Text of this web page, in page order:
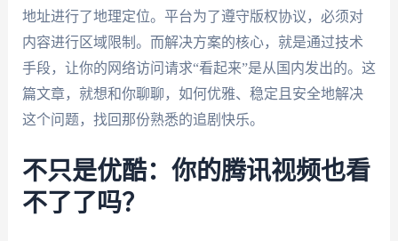
地址进行了地理定位。平台为了遵守版权协议，必须对
内容进行区域限制。而解决方案的核心，就是通过技术
手段，让你的网络访问请求“看起来”是从国内发出的。这
篇文章，就想和你聊聊，如何优雅、稳定且安全地解决
这个问题，找回那份熟悉的追剧快乐。
不只是优酷：你的腾讯视频也看
不了了吗？